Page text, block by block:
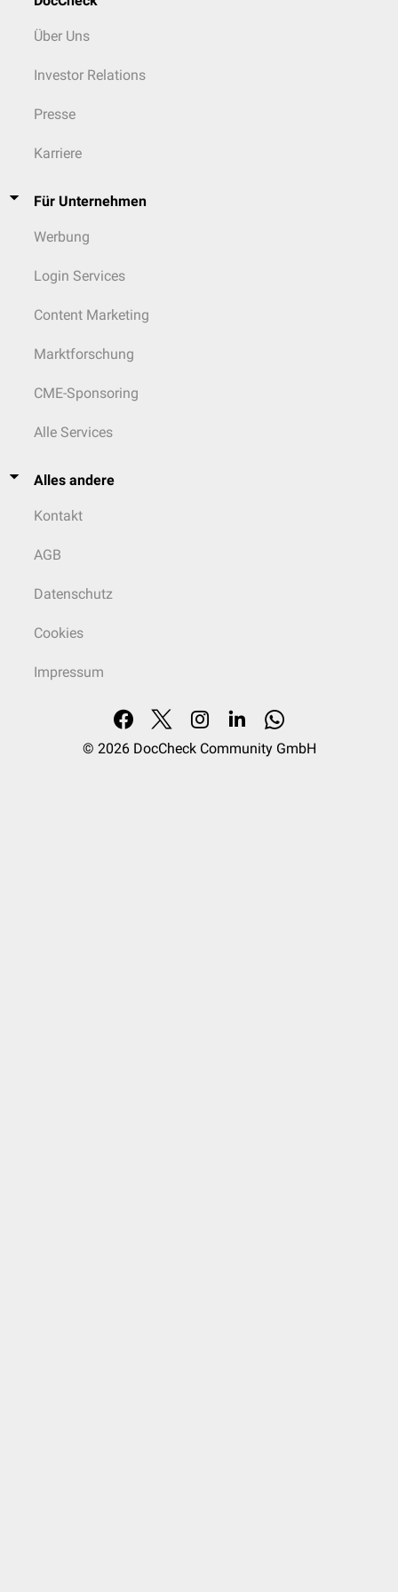
Über Uns
Investor Relations
Presse
Karriere
Für Unternehmen
Werbung
Login Services
Content Marketing
Marktforschung
CME-Sponsoring
Alle Services
Alles andere
Kontakt
AGB
Datenschutz
Cookies
Impressum
© 2026 DocCheck Community GmbH